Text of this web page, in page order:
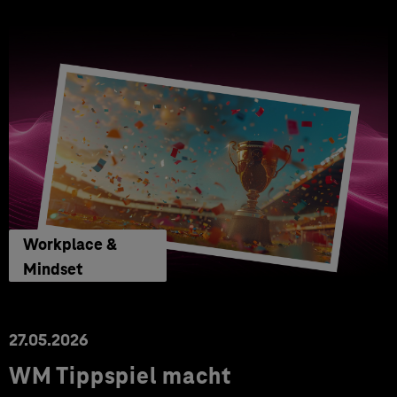
Workplace &
Mindset
27.05.2026
WM Tippspiel macht